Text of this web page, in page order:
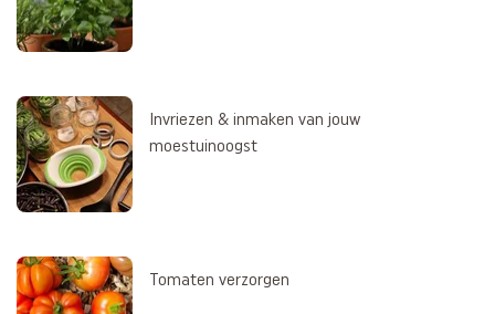
Invriezen & inmaken van jouw
moestuinoogst
Tomaten verzorgen